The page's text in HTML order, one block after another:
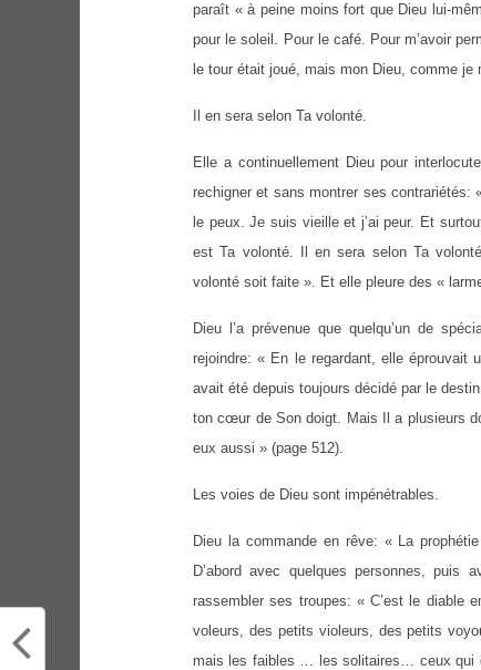
paraît « à peine moins fort que Dieu lui-
pour le soleil. Pour le café. Pour m’avoir
le tour était joué, mais mon Dieu, comme je
Il en sera selon Ta volonté.
Elle a continuellement Dieu pour
rechigner et sans montrer ses contrariétés:
le peux. Je suis vieille et j’ai peur. Et
est Ta volonté. Il en sera selon Ta
volonté soit faite ». Et elle pleure des «
Dieu l’a prévenue que quelqu’un de
rejoindre: « En le regardant, elle éprouvait
avait été depuis toujours décidé par le
ton cœur de Son doigt. Mais Il a plusieurs
eux aussi » (page 512).
Les voies de Dieu sont impénétrables.
Dieu la commande en rêve: « La
D’abord avec quelques personnes, puis
rassembler ses troupes: « C’est le diable
voleurs, des petits violeurs, des petits
mais les faibles … les solitaires… ceux qui